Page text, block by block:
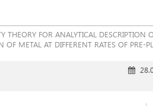
FOR ANALYTICAL DESCRIPTION
OF METAL AT DIFFERENT RATES OF PRE-